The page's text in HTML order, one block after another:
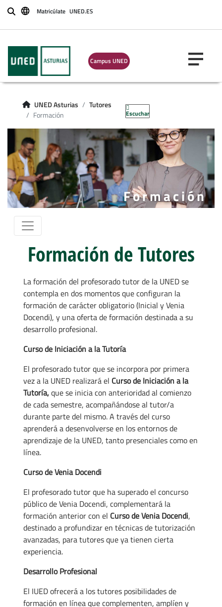
BuscarMatricúlate UNED.ES
Campus UNED
UNED Asturias
Tutores
Formación
Escuchar
Formación
Formación de Tutores
La formación del profesorado tutor de la UNED se
contempla en dos momentos que configuran la
formación de carácter obligatorio (Inicial y Venia
Docendi), y una oferta de formación destinada a su
desarrollo profesional.
Curso de Iniciación a la Tutoría
El profesorado tutor que se incorpora por primera
vez a la UNED realizará el Curso de Iniciación a la
Tutoría,que se inicia con anterioridad al comienzo
de cada semestre, acompañándose al tutor/a
durante parte del mismo. A través del curso
aprenderá a desenvolverse en los entornos de
aprendizaje de la UNED, tanto presenciales como en
línea.
Curso de Venia Docendi
El profesorado tutor que ha superado el concurso
público de Venia Docendi, complementará la
formación anterior con el Curso de Venia Docendi,
destinado a profundizar en técnicas de tutorización
avanzadas, para tutores que ya tienen cierta
experiencia.
Desarrollo Profesional
El IUED ofrecerá a los tutores posibilidades de
formación en línea que complementen, amplíen y